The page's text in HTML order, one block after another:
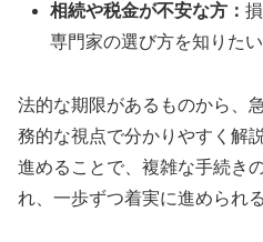
相続や税金が不安な方：
専門家の選び方を知りたい
法的な期限があるものから、
務的な視点で分かりやすく解
進めることで、複雑な手続き
れ、一歩ずつ着実に進められ